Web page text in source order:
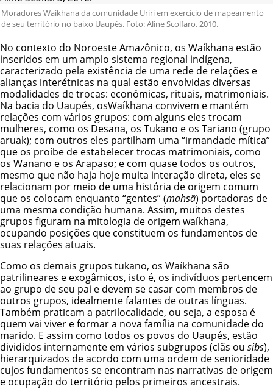
Moradores Waikhana da comunidade Uriri em exercício de mapeamento
de seu território no baixo Uaupés. Foto: Aline Scolfaro, 2010.
No contexto do Noroeste Amazônico, os Waíkhana estão
inseridos em um amplo sistema regional indígena,
caracterizado pela existência de uma rede de relações e
alianças interétnicas na qual estão envolvidas diversas
modalidades de trocas: econômicas, rituais, matrimoniais.
Na bacia do Uaupés, osWaíkhana convivem e mantém
relações com vários grupos: com alguns eles trocam
mulheres, como os Desana, os Tukano e os Tariano (grupo
aruak); com outros eles partilham uma “irmandade mítica”
que os proíbe de estabelecer trocas matrimoniais, como
os Wanano e os Arapaso; e com quase todos os outros,
mesmo que não haja hoje muita interação direta, eles se
relacionam por meio de uma história de origem comum
que os colocam enquanto “gentes” (mahsã) portadoras de
uma mesma condição humana. Assim, muitos destes
grupos figuram na mitologia de origem waíkhana,
ocupando posições que constituem os fundamentos de
suas relações atuais.
Como os demais grupos tukano, os Waíkhana são
patrilineares e exogâmicos, isto é, os indivíduos pertencem
ao grupo de seu pai e devem se casar com membros de
outros grupos, idealmente falantes de outras línguas.
Também praticam a patrilocalidade, ou seja, a esposa é
quem vai viver e formar a nova família na comunidade do
marido. E assim como todos os povos do Uaupés, estão
divididos internamente em vários subgrupos (clãs ou sibs),
hierarquizados de acordo com uma ordem de senioridade
cujos fundamentos se encontram nas narrativas de origem
e ocupação do território pelos primeiros ancestrais.